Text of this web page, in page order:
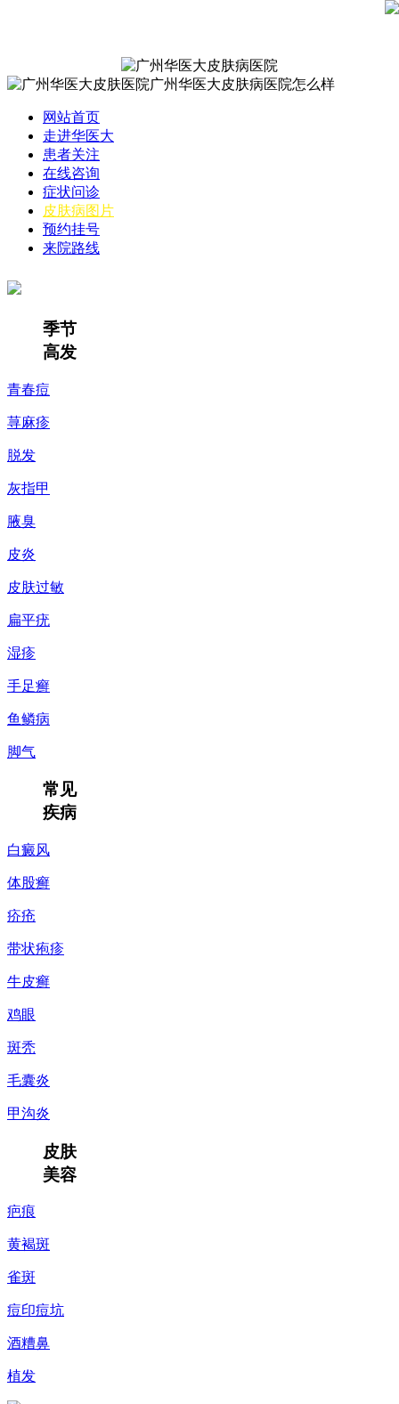
网站首页
走进华医大
患者关注
在线咨询
症状问诊
皮肤病图片
预约挂号
来院路线
季节
高发
青春痘
荨麻疹
脱发
灰指甲
腋臭
皮炎
皮肤过敏
扁平疣
湿疹
手足癣
鱼鳞病
脚气
常见
疾病
白癜风
体股癣
疥疮
带状疱疹
牛皮癣
鸡眼
斑秃
毛囊炎
甲沟炎
皮肤
美容
疤痕
黄褐斑
雀斑
痘印痘坑
酒糟鼻
植发